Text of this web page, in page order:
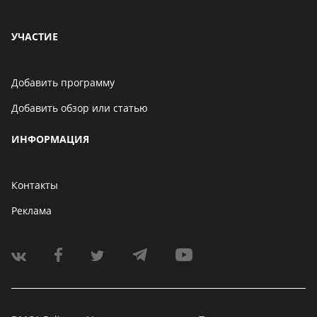
УЧАСТИЕ
Добавить программу
Добавить обзор или статью
ИНФОРМАЦИЯ
Контакты
Реклама